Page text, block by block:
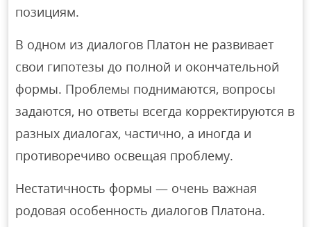
позициям.
В одном из диалогов Платон не развивает
свои гипотезы до полной и окончательной
формы. Проблемы поднимаются, вопросы
задаются, но ответы всегда корректируются в
разных диалогах, частично, а иногда и
противоречиво освещая проблему.
Нестатичность формы — очень важная
родовая особенность диалогов Платона.